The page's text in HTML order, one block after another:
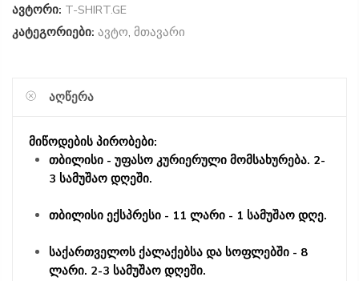
ავტორი: T-SHIRT.GE
კატეგორიები: ავტო, მთავარი
ᲐᲦᲬᲔᲠᲐ
მიწოდების პირობები:
თბილისი - უფასო კურიერული მომსახურება. 2-
3 სამუშაო დღეში.
თბილისი ექსპრესი - 11 ლარი - 1 სამუშაო დღე.
საქართველოს ქალაქებსა და სოფლებში - 8
ლარი. 2-3 სამუშაო დღეში.